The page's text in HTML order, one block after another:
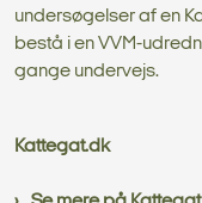
undersøgelser af en
bestå i en VVM-
gange undervejs.
Kattegat.dk